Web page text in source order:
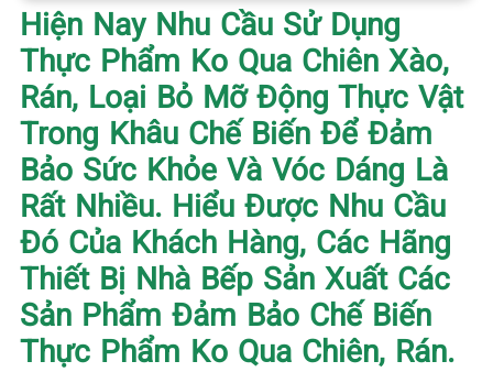
Hiện Nay Nhu Cầu Sử Dụng
Thực Phẩm Ko Qua Chiên Xào,
Rán, Loại Bỏ Mỡ Động Thực Vật
Trong Khâu Chế Biến Để Đảm
Bảo Sức Khỏe Và Vóc Dáng Là
Rất Nhiều. Hiểu Được Nhu Cầu
Đó Của Khách Hàng, Các Hãng
Thiết Bị Nhà Bếp Sản Xuất Các
Sản Phẩm Đảm Bảo Chế Biến
Thực Phẩm Ko Qua Chiên, Rán.